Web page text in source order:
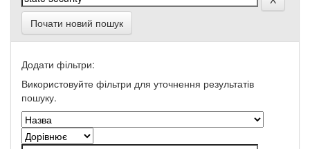
Почати новий пошук
Додати фільтри:
Використовуйте фільтри для уточнення результатів
пошуку.